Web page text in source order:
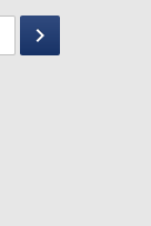
1475
keyboard_arrow_right
Suche